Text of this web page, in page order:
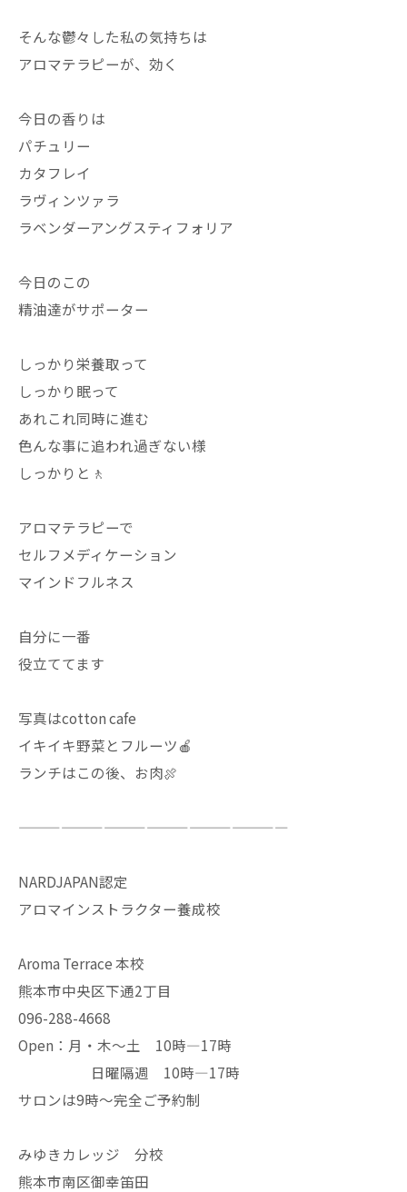
そんな鬱々した私の気持ちは
アロマテラピーが、効く
今日の香りは
パチュリー
カタフレイ
ラヴィンツァラ
ラベンダーアングスティフォリア
今日のこの
精油達がサポーター
しっかり栄養取って
しっかり眠って
あれこれ同時に進む
色んな事に追われ過ぎない様
しっかりと🚶
アロマテラピーで
セルフメディケーション
マインドフルネス
自分に一番
役立ててます
写真はcotton cafe
イキイキ野菜とフルーツ🍎
ランチはこの後、お肉🍖
———————————————————
NARDJAPAN認定
アロマインストラクター養成校
Aroma Terrace 本校
熊本市中央区下通2丁目
096-288-4668
Open：月・木〜土 10時—17時
日曜隔週 10時—17時
サロンは9時〜完全ご予約制
みゆきカレッジ 分校
熊本市南区御幸笛田